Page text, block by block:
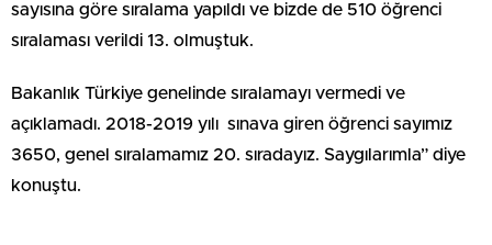
sayısına göre sıralama yapıldı ve bizde de 510 öğrenci
sıralaması verildi 13. olmuştuk.
Bakanlık Türkiye genelinde sıralamayı vermedi ve
açıklamadı. 2018-2019 yılı sınava giren öğrenci sayımız
3650, genel sıralamamız 20. sıradayız. Saygılarımla” diye
konuştu.